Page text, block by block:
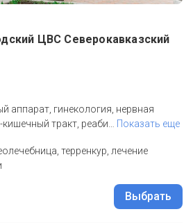
ЦВС Северокавказский
аппарат, гинекология, нервная
тракт, реаби
Показать еще
терренкур, лечение
Выбрать